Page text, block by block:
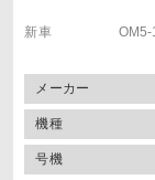
新車 OM5-
メーカー
機種
号機